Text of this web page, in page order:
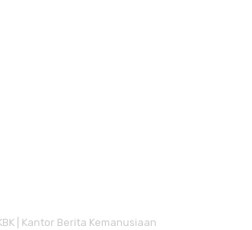
| Kantor Berita Kemanusiaan